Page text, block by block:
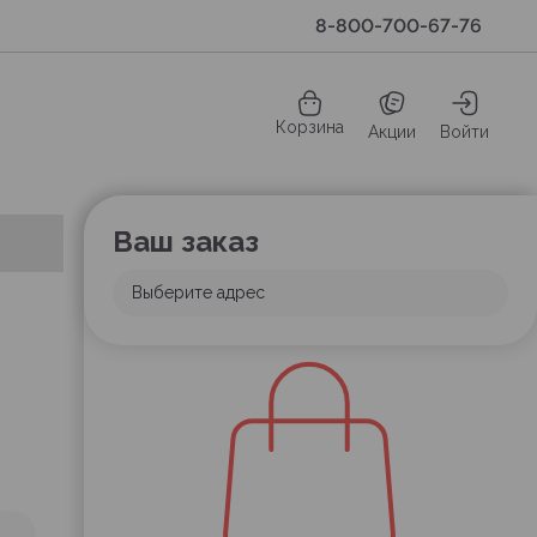
8-800-700-67-76
Корзина Акции Войти
Ваш заказ
Выберите адрес